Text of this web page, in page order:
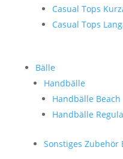
Casual Tops
Casual Tops
Bälle
Handbälle
Handbälle Beach
Handbälle
Sonstiges Zubehör